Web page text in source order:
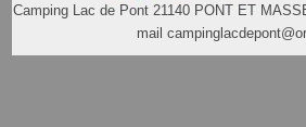
Camping Lac de Pont 21140 PONT ET
mail